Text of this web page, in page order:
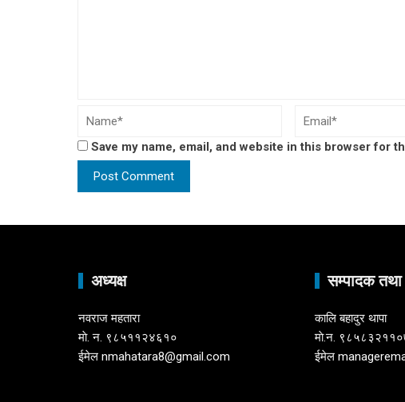
Save my name, email, and website in this browser for
अध्यक्ष
नवराज महतारा
माे. न. ९८५११२४६१०
ईमेल nmahatara8@gmail.com
सम्पादक
कालि बहादुर थापा
माे.न.
ईमेल